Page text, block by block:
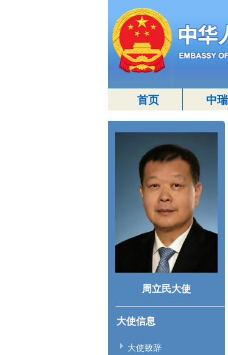
首页 中
周立民大使
大使信息
大使致辞